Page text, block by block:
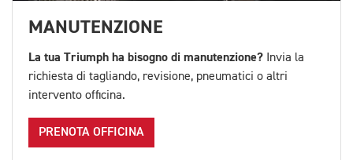
MANUTENZIONE
La tua Triumph ha bisogno di manutenzione? Invia la
richiesta di tagliando, revisione, pneumatici o altri
intervento officina.
PRENOTA OFFICINA